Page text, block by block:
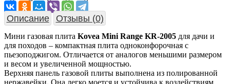
Описание Отзывы (0)
Мини газовая плита Kovea Mini Range KR-2005 для дачи и
для походов – компактная плита одноконфорочная с
пьезоподжигом. Отличается от аналогов меньшими размером
и весом и увеличенной мощностью.
Верхняя панель газовой плиты выполнена из полированной